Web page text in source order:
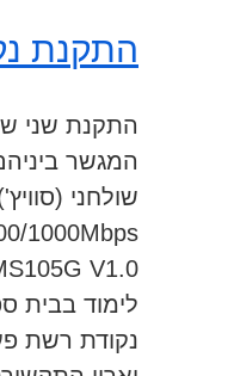
התקנת
התקנת שני
המגשר
1000Mbps
לימוד בבית
נקודת רשת